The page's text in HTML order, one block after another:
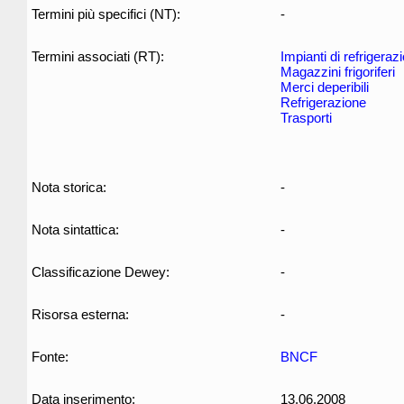
Termini più specifici (NT): -
Termini associati (RT):
Impianti di
Magazzini frigoriferi
Merci deperibili
Refrigerazione
Trasporti
Nota storica: -
Nota sintattica: -
Classificazione Dewey: -
Risorsa esterna: -
Fonte: BNCF
Data inserimento: 13.06.2008